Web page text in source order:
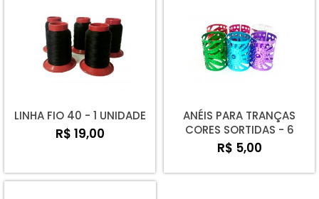
LINHA FIO 40 - 1 UNIDADE
R$ 19,00
ANÉIS PARA TRANÇAS
CORES SORTIDAS - 6
UNIDADES
R$ 5,00